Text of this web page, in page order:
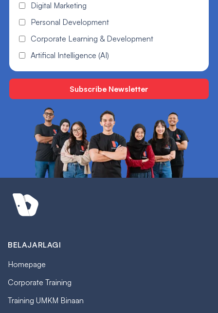
Digital Marketing
Personal Development
Corporate Learning & Development
Artifical Intelligence (AI)
BELAJARLAGI
Homepage
Corporate Training
Training UMKM Binaan